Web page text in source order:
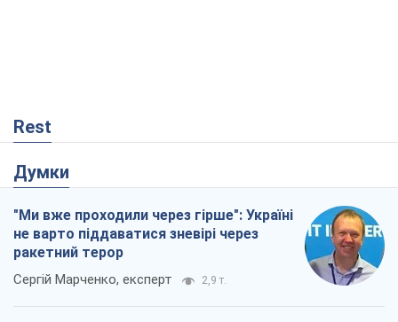
Rest
Думки
"Ми вже проходили через гірше": Україні
не варто піддаватися зневірі через
ракетний терор
Сергій Марченко, експерт 2,9 т.